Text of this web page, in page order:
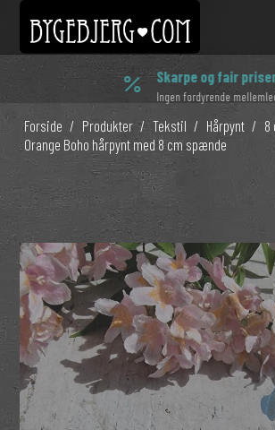
Skarpe og fair
Ingen fordyrende
Forside / Produkter / Tekstil / Hårpynt / 8
Orange Boho hårpynt med 8 cm spænde